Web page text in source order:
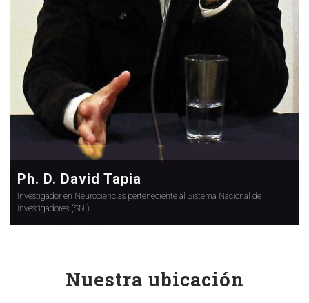
Ph. D. David Tapia
Investigador en Neurociencias perteneciente al Sistema Nacional de
Investigadores (SNI)
Nuestra ubicación